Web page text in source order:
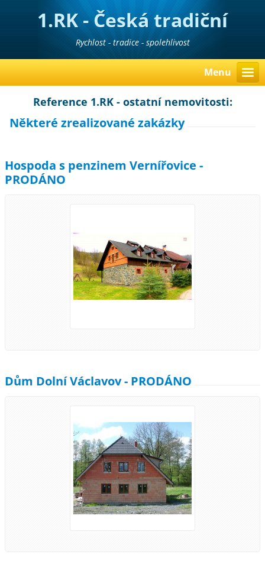
1.RK - Česká tradiční
realitní kancelář
Rychlost - tradice - spolehlivost
Menu
Reference 1.RK - ostatní nemovitosti:
Některé zrealizované zakázky
Hospoda s penzinem Vernířovice -
PRODÁNO
Dům Dolní Václavov - PRODÁNO